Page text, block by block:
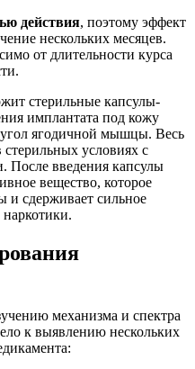
действия, поэтому эффект
нескольких месяцев.
от длительности курса
стерильные капсулы-
имплантата под кожу
ягодичной мышцы. Весь
условиях с
После введения капсулы
вещество, которое
и сдерживает сильное
наркотики.
механизма и спектра
к выявлению нескольких